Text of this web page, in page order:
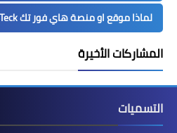
لماذا موقع او منصة هاي فور تك Hi4Teck ؟؟؟
المشاركات الأخيرة
التسميات